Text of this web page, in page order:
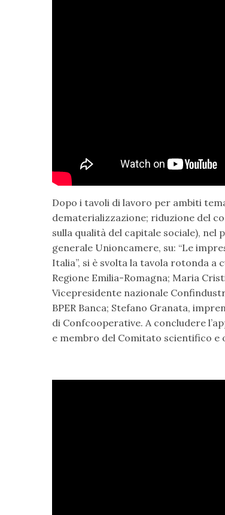
Dopo i tavoli di lavoro per ambiti
dematerializzazione; riduzione del
sulla qualità del capitale sociale),
generale Unioncamere, su: “Le
Italia”, si è svolta la tavola rotonda a
Regione Emilia-Romagna; Maria
Vicepresidente nazionale
BPER Banca; Stefano Granata,
di Confcooperative. A concludere
e membro del Comitato scientifico